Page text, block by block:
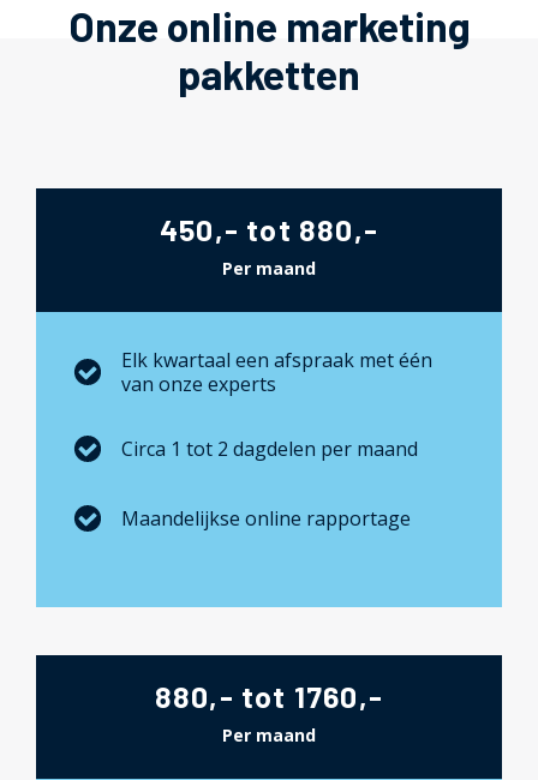
Onze online marketing
pakketten
450,- tot 880,-
Per maand
Elk kwartaal een afspraak met één
van onze experts
Circa 1 tot 2 dagdelen per maand
Maandelijkse online rapportage
880,- tot 1760,-
Per maand